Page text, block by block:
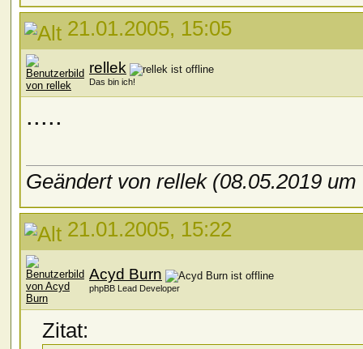
21.01.2005, 15:05
rellek
Das bin ich!
.....
Geändert von rellek (08.05.2019 um
21.01.2005, 15:22
Acyd Burn
phpBB Lead Developer
Zitat: